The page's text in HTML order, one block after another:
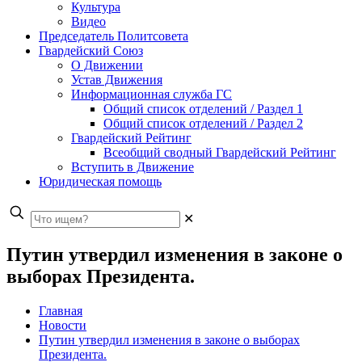
Культура
Видео
Председатель Политсовета
Гвардейский Союз
О Движении
Устав Движения
Информационная служба ГС
Общий список отделений / Раздел 1
Общий список отделений / Раздел 2
Гвардейский Рейтинг
Всеобщий сводный Гвардейский Рейтинг
Вступить в Движение
Юридическая помощь
✕
Путин утвердил изменения в законе о
выборах Президента.
Главная
Новости
Путин утвердил изменения в законе о выборах
Президента.